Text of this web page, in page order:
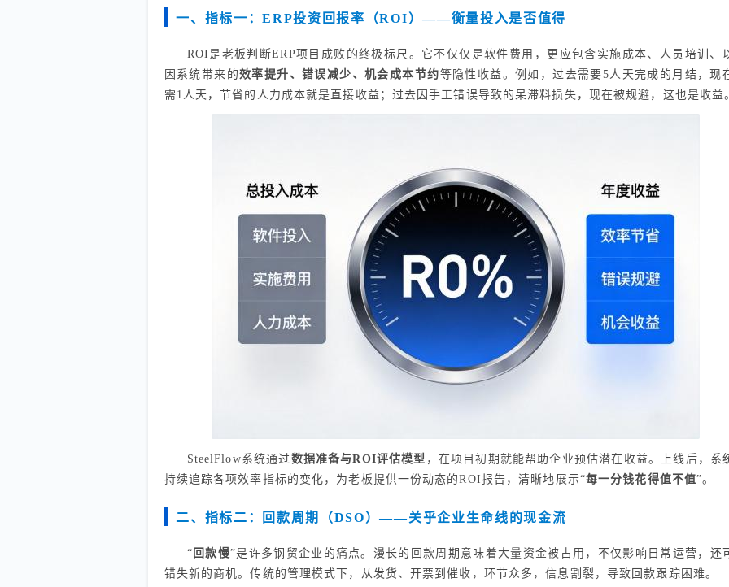
一、指标一：ERP投资回报率（ROI）——衡量投入是否值得
ROI是老板判断ERP项目成败的终极标尺。它不仅仅是软件费用，更应包含实施成本、人员培训、
因系统带来的效率提升、错误减少、机会成本节约等隐性收益。例如，过去需要5人天完成的月结，现
需1人天，节省的人力成本就是直接收益；过去因手工错误导致的呆滞料损失，现在被规避，这也是收益
SteelFlow系统通过 数据准备与ROI评估模型 ，在项目初期就能帮助企业预估潜在收益。上线后，系
持续追踪各项效率指标的变化，为老板提供一份动态的ROI报告，清晰地展示“每一分钱花得值不值”。
二、指标二：回款周期（DSO）——关乎企业生命线的现金流
“ 回款慢”是许多钢贸企业的痛点。漫长的回款周期意味着大量资金被占用，不仅影响日常运营，还
错失新的商机。传统的管理模式下，从发货、开票到催收，环节众多，信息割裂，导致回款跟踪困难。